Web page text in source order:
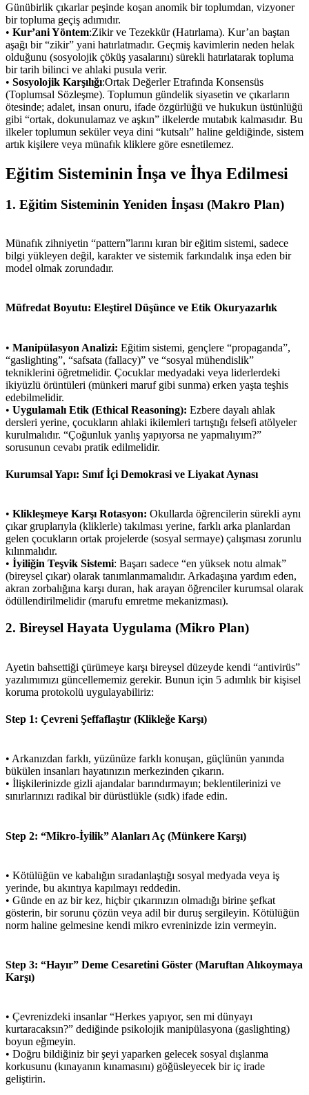
Günübirlik çıkarlar peşinde koşan anomik bir toplumdan, vizyoner
bir topluma geçiş adımıdır.
• Kur’ani Yöntem:Zikir ve Tezekkür (Hatırlama). Kur’an baştan
aşağı bir “zikir” yani hatırlatmadır. Geçmiş kavimlerin neden helak
olduğunu (sosyolojik çöküş yasalarını) sürekli hatırlatarak topluma
bir tarih bilinci ve ahlaki pusula verir.
• Sosyolojik Karşılığı:Ortak Değerler Etrafında Konsensüs
(Toplumsal Sözleşme). Toplumun gündelik siyasetin ve çıkarların
ötesinde; adalet, insan onuru, ifade özgürlüğü ve hukukun üstünlüğü
gibi “ortak, dokunulamaz ve aşkın” ilkelerde mutabık kalmasıdır. Bu
ilkeler toplumun seküler veya dini “kutsalı” haline geldiğinde, sistem
artık kişilere veya münafık kliklere göre esnetilemez.
Eğitim Sisteminin İnşa ve İhya Edilmesi
1. Eğitim Sisteminin Yeniden İnşası (Makro Plan)
Münafık zihniyetin “pattern”larını kıran bir eğitim sistemi, sadece
bilgi yükleyen değil, karakter ve sistemik farkındalık inşa eden bir
model olmak zorundadır.
Müfredat Boyutu: Eleştirel Düşünce ve Etik Okuryazarlık
• Manipülasyon Analizi: Eğitim sistemi, gençlere “propaganda”,
“gaslighting”, “safsata (fallacy)” ve “sosyal mühendislik”
tekniklerini öğretmelidir. Çocuklar medyadaki veya liderlerdeki
ikiyüzlü örüntüleri (münkeri maruf gibi sunma) erken yaşta teşhis
edebilmelidir.
• Uygulamalı Etik (Ethical Reasoning): Ezbere dayalı ahlak
dersleri yerine, çocukların ahlaki ikilemleri tartıştığı felsefi atölyeler
kurulmalıdır. “Çoğunluk yanlış yapıyorsa ne yapmalıyım?”
sorusunun cevabı pratik edilmelidir.
Kurumsal Yapı: Sınıf İçi Demokrasi ve Liyakat Aynası
• Klikleşmeye Karşı Rotasyon: Okullarda öğrencilerin sürekli aynı
çıkar gruplarıyla (kliklerle) takılması yerine, farklı arka planlardan
gelen çocukların ortak projelerde (sosyal sermaye) çalışması zorunlu
kılınmalıdır.
• İyiliğin Teşvik Sistemi: Başarı sadece “en yüksek notu almak”
(bireysel çıkar) olarak tanımlanmamalıdır. Arkadaşına yardım eden,
akran zorbalığına karşı duran, hak arayan öğrenciler kurumsal olarak
ödüllendirilmelidir (marufu emretme mekanizması).
2. Bireysel Hayata Uygulama (Mikro Plan)
Ayetin bahsettiği çürümeye karşı bireysel düzeyde kendi “antivirüs”
yazılımımızı güncellememiz gerekir. Bunun için 5 adımlık bir kişisel
koruma protokolü uygulayabiliriz:
Step 1: Çevreni Şeffaflaştır (Klikleğe Karşı)
• Arkanızdan farklı, yüzünüze farklı konuşan, güçlünün yanında
bükülen insanları hayatınızın merkezinden çıkarın.
• İlişkilerinizde gizli ajandalar barındırmayın; beklentilerinizi ve
sınırlarınızı radikal bir dürüstlükle (sıdk) ifade edin.
Step 2: “Mikro-İyilik” Alanları Aç (Münkere Karşı)
• Kötülüğün ve kabalığın sıradanlaştığı sosyal medyada veya iş
yerinde, bu akıntıya kapılmayı reddedin.
• Günde en az bir kez, hiçbir çıkarınızın olmadığı birine şefkat
gösterin, bir sorunu çözün veya adil bir duruş sergileyin. Kötülüğün
norm haline gelmesine kendi mikro evreninizde izin vermeyin.
Step 3: “Hayır” Deme Cesaretini Göster (Maruftan Alıkoymaya
Karşı)
• Çevrenizdeki insanlar “Herkes yapıyor, sen mi dünyayı
kurtaracaksın?” dediğinde psikolojik manipülasyona (gaslighting)
boyun eğmeyin.
• Doğru bildiğiniz bir şeyi yaparken gelecek sosyal dışlanma
korkusunu (kınayanın kınamasını) göğüsleyecek bir iç irade
geliştirin.